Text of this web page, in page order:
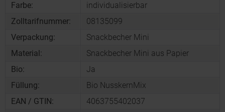
Farbe:
individualisierbar
Zolltarifnummer:
08135099
Verpackung:
Snackbecher Mini
Material:
Snackbecher Mini aus Papier
Bio:
Ja
Füllung:
Bio NusskernMix
EAN / GTIN:
4063755402037